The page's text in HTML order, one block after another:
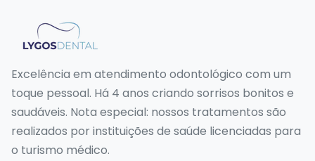
Excelência em atendimento odontológico com um
toque pessoal. Há 4 anos criando sorrisos bonitos e
saudáveis. Nota especial: nossos tratamentos são
realizados por instituições de saúde licenciadas para
o turismo médico.